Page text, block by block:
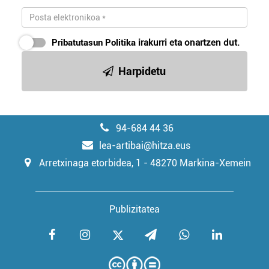
Pribatutasun Politika irakurri eta onartzen dut.
Harpidetu
94-684 44 36
lea-artibai@hitza.eus
Arretxinaga etorbidea, 1 - 48270 Markina-Xemein
Publizitatea